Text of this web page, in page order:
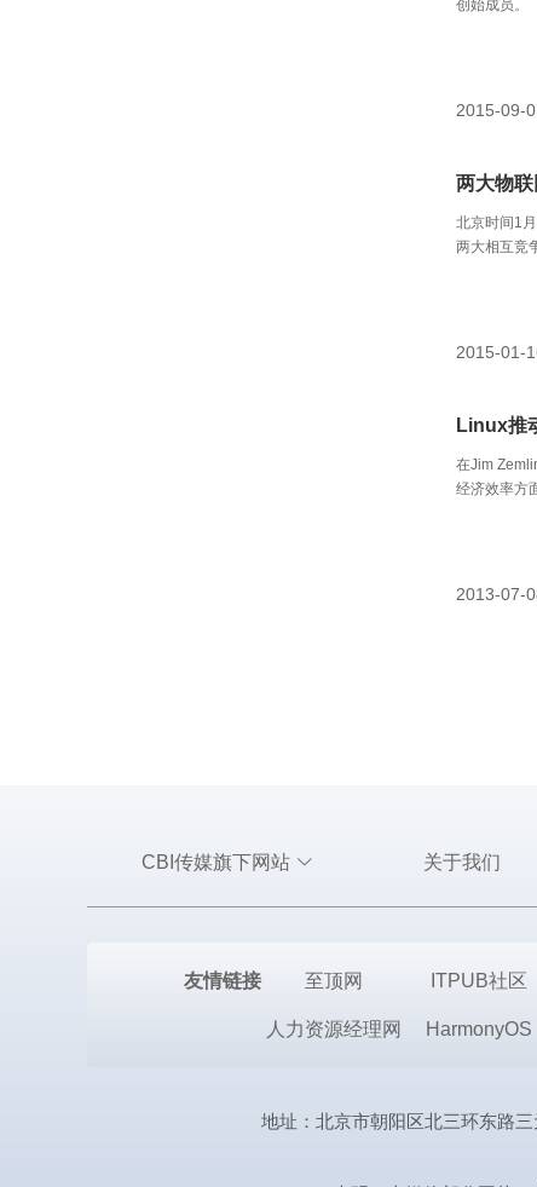
创始成员。
2015-09-
两大物
北京时间1
两大相互竞
2015-01-
Linux推
在Jim
经济效率方
2013-07-
CBI传媒旗下网站 关于我们
友情链接 至顶网 ITPUB社区
人力资源经理网 HarmonyOS
地址：北京市朝阳区北三环东路